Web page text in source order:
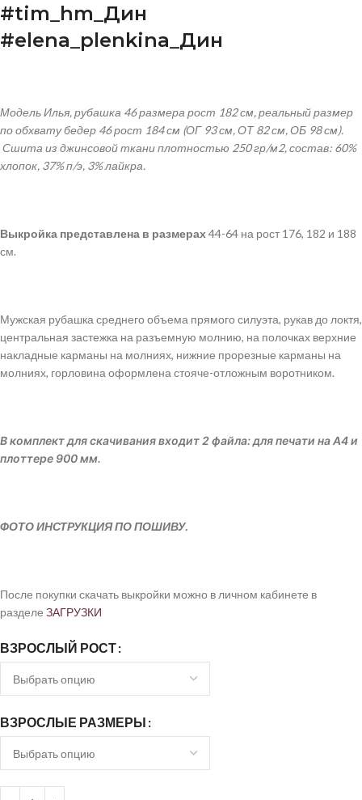
#tim hm _Дин
#elena plenkina _Дин
Модель Илья, рубашка 46 размера рост 182 см, реальный размер
по обхвату бедер 46 рост 184 см (ОГ 93 см, ОТ 82 см, ОБ 98 см).
Сшита из джинсовой ткани плотностью 250 гр/м2, состав: 60%
хлопок, 37% п/э, 3% лайкра.
Выкройка представлена в размерах44-64 на рост 176, 182 и 188
см.
Мужская рубашка среднего объема прямого силуэта, рукав до локтя,
центральная застежка на разъемную молнию, на полочках верхние
накладные карманы на молниях, нижние прорезные карманы на
молниях, горловина оформлена стояче-отложным воротником.
В комплект для скачивания входит 2 файла: для печати на А4 и
плоттере 900 мм.
ФОТО ИНСТРУКЦИЯ ПО ПОШИВУ.
После покупки скачать выкройки можно в личном кабинете в
разделе ЗАГРУЗКИ
ВЗРОСЛЫЙ РОСТ
ВЗРОСЛЫЕ РАЗМЕРЫ